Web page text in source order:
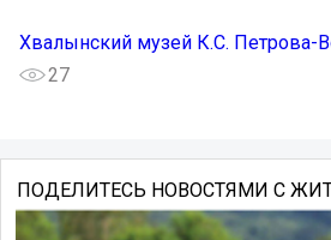
Хвалынский музей К.С. Петрова-
27
ПОДЕЛИТЕСЬ НОВОСТЯМИ С